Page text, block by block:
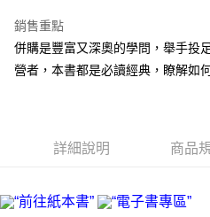
ATM付款
運送方式
數位商品免運
銷售重點
併購是豐富又深奧的學問，舉手投
營者，本書都是必讀經典，瞭解如
詳細說明 商品